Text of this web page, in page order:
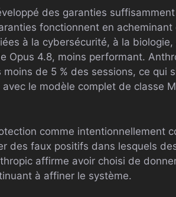
des garanties
fonctionnent en
à la cybersécurité, à la
Opus 4.8, moins performant.
de 5 % des sessions, ce qui
le modèle complet de classe
comme intentionnellement
des faux positifs dans lesquels
affirme avoir choisi de
à affiner le système.